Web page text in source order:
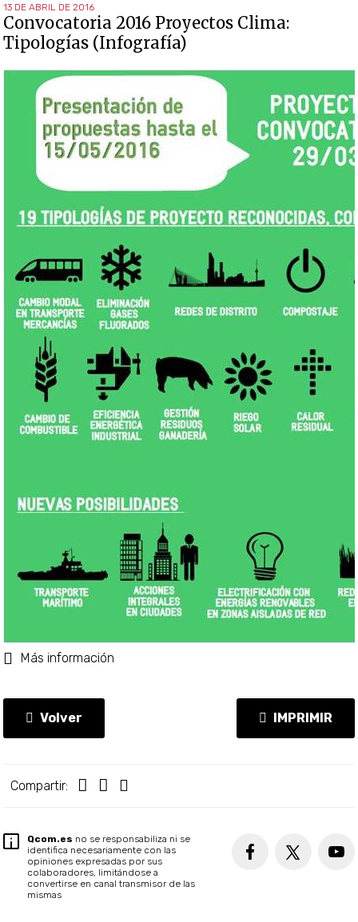
13 DE ABRIL DE 2016
Convocatoria 2016 Proyectos Clima:
Tipologías (Infografía)
Más información
Volver IMPRIMIR
Compartir:
Qcom.es no se responsabiliza ni se
identifica necesariamente con las
opiniones expresadas por sus
colaboradores, limitándose a
convertirse en canal transmisor de las
mismas